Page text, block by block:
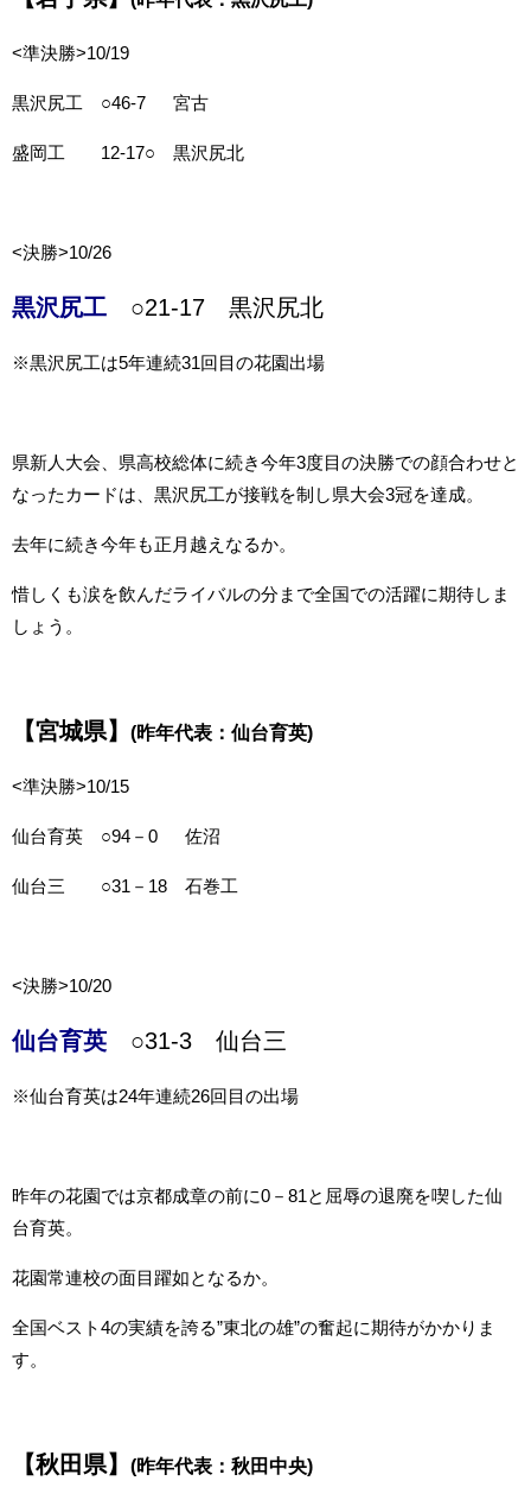
<準決勝>10/19
黒沢尻工 ○46-7 宮古
盛岡工 12-17○ 黒沢尻北
<決勝>10/26
黒沢尻工 ○21-17 黒沢尻北
※黒沢尻工は5年連続31回目の花園出場
県新人大会、県高校総体に続き今年3度目の決勝での顔合わせと
なったカードは、黒沢尻工が接戦を制し県大会3冠を達成。
去年に続き今年も正月越えなるか。
惜しくも涙を飲んだライバルの分まで全国での活躍に期待しま
しょう。
【宮城県】 (昨年代表：仙台育英)
<準決勝>10/15
仙台育英 ○94－0 佐沼
仙台三 ○31－18 石巻工
<決勝>10/20
仙台育英 ○31-3 仙台三
※仙台育英は24年連続26回目の出場
昨年の花園では京都成章の前に0－81と屈辱の退廃を喫した仙
台育英。
花園常連校の面目躍如となるか。
全国ベスト4の実績を誇る”東北の雄”の奮起に期待がかかりま
す。
【秋田県】 (昨年代表：秋田中央)